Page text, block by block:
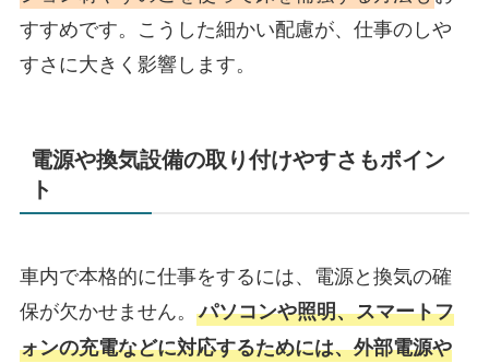
すすめです。こうした細かい配慮が、仕事のしや
すさに大きく影響します。
電源や換気設備の取り付けやすさもポイン
ト
車内で本格的に仕事をするには、電源と換気の確
保が欠かせません。 パソコンや照明、スマートフ
ォンの充電などに対応するためには、外部電源や